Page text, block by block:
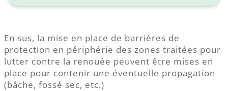
En sus, la mise en place de barrières de
protection en périphérie des zones traitées pour
lutter contre la renouée peuvent être mises en
place pour contenir une éventuelle propagation
(bâche, fossé sec, etc.)